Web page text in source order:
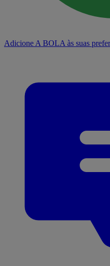
Adicione A BOLA às suas